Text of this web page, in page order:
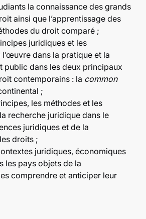
la connaissance des grands
ainsi que l’apprentissage des
du droit comparé ;
juridiques et les
dans la pratique et la
public dans les deux principaux
contemporains : la common
;
les méthodes et les
recherche juridique dans le
juridiques et de la
droits ;
juridiques, économiques
les pays objets de la
comprendre et anticiper leur